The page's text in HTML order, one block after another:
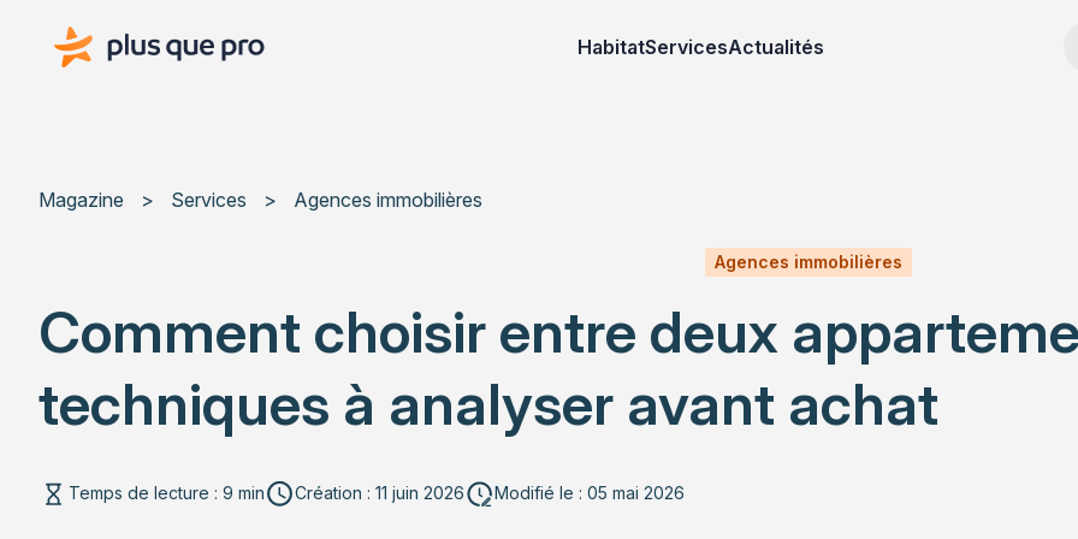
Plus que pro Mag'
HabitatServicesActualités
Magazine > Services > Agences immobilières
Agences immobilières
Comment choisir entre deux
techniques à analyser avant achat
Temps de lecture : 9 min Création : 11 juin 2026 Modifié le : 05 mai 2026